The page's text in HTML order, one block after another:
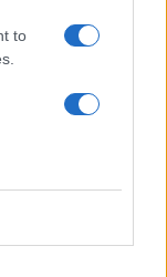
to
Ντόναλντ